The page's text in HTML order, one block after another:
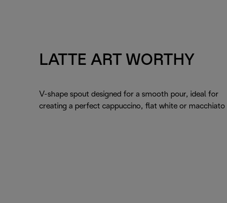
LATTE ART WORTHY
V-shape spout designed for a smooth pour, ideal for
creating a perfect cappuccino, flat white or macchiato